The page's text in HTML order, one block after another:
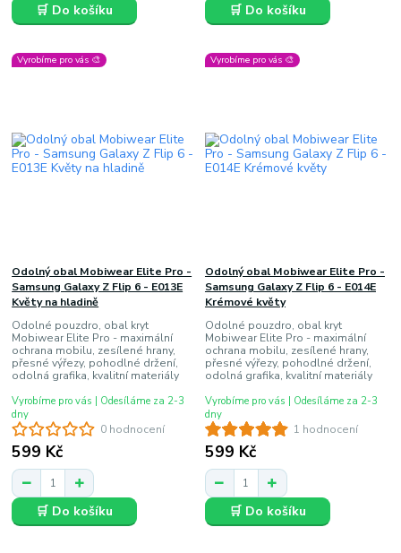
🛒 Do košíku 🛒 Do košíku
Vyrobíme pro vás 🎨
0 hodnocení
Odolný obal Mobiwear Elite Pro -
Samsung Galaxy Z Flip 6 - E013E
Květy na hladině
Odolné pouzdro, obal kryt
Mobiwear Elite Pro - maximální
ochrana mobilu, zesílené hrany,
přesné výřezy, pohodlné držení,
odolná grafika, kvalitní materiály
599 Kč
Vyrobíme pro vás | Odesíláme za 2-3
dny
🛒 Do košíku
Vyrobíme pro vás 🎨
1 hodnocení
Odolný obal Mobiwear Elite Pro -
Samsung Galaxy Z Flip 6 - E014E
Krémové květy
Odolné pouzdro, obal kryt
Mobiwear Elite Pro - maximální
ochrana mobilu, zesílené hrany,
přesné výřezy, pohodlné držení,
odolná grafika, kvalitní materiály
599 Kč
Vyrobíme pro vás | Odesíláme za 2-3
dny
🛒 Do košíku